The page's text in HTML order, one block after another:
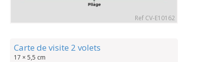
Ref CV-E10162
Carte de visite 2 volets
17 × 5,5 cm